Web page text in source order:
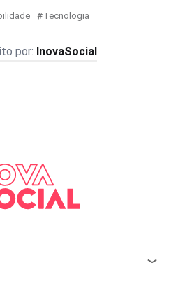
Tecnologia
InovaSocial